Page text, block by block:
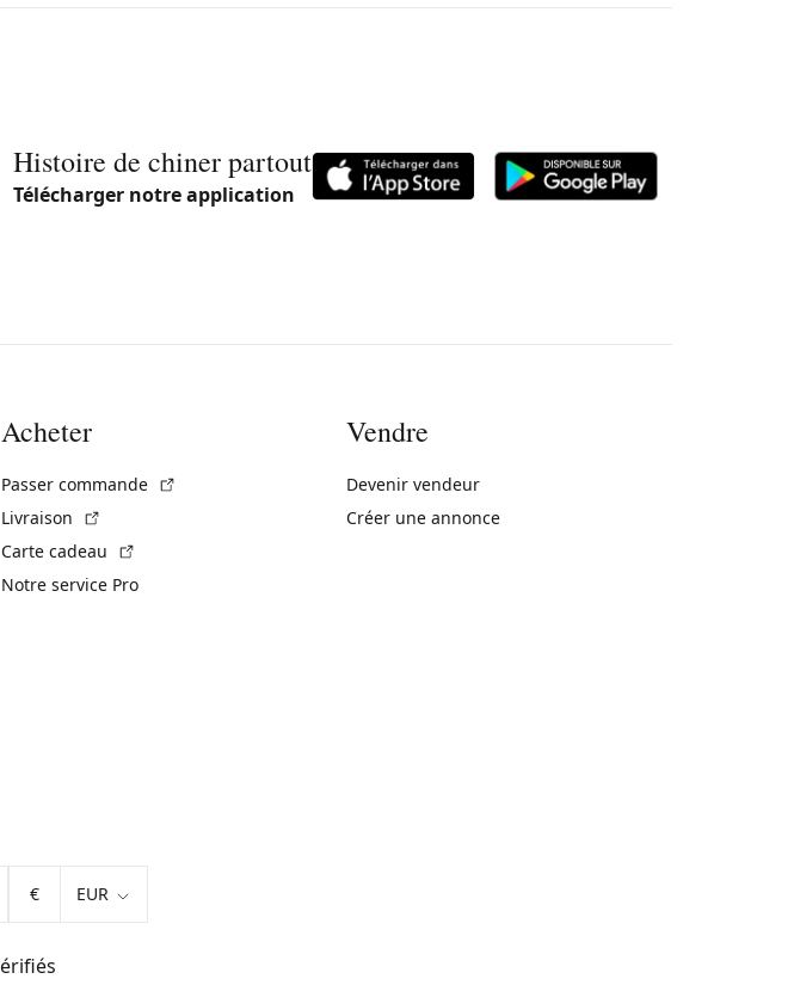
Histoire de chiner partout
Télécharger notre application
Acheter
Passer commande
Livraison
Carte cadeau
Notre service Pro
Vendre
Devenir vendeur
Créer une annonce
€